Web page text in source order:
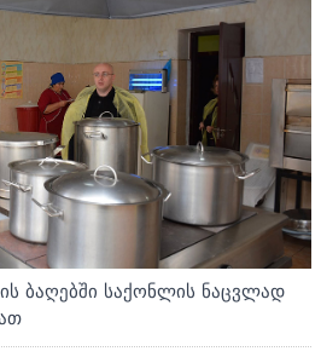
ბაღებში საქონლის ნაცვლად